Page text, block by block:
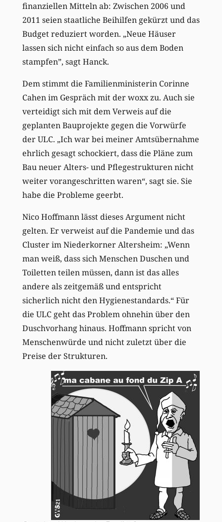
finanziellen Mitteln ab: Zwischen 2006 und
2011 seien staatliche Beihilfen gekürzt und das
Budget reduziert worden. „Neue Häuser
lassen sich nicht einfach so aus dem Boden
stampfen”, sagt Hanck.
Dem stimmt die Familienministerin Corinne
Cahen im Gespräch mit der woxx zu. Auch sie
verteidigt sich mit dem Verweis auf die
geplanten Bauprojekte gegen die Vorwürfe
der ULC. „Ich war bei meiner Amtsübernahme
ehrlich gesagt schockiert, dass die Pläne zum
Bau neuer Alters- und Pflegestrukturen nicht
weiter vorangeschritten waren“, sagt sie. Sie
habe die Probleme geerbt.
Nico Hoffmann lässt dieses Argument nicht
gelten. Er verweist auf die Pandemie und das
Cluster im Niederkorner Altersheim: „Wenn
man weiß, dass sich Menschen Duschen und
Toiletten teilen müssen, dann ist das alles
andere als zeitgemäß und entspricht
sicherlich nicht den Hygienestandards.“ Für
die ULC geht das Problem ohnehin über den
Duschvorhang hinaus. Hoffmann spricht von
Menschenwürde und nicht zuletzt über die
Preise der Strukturen.